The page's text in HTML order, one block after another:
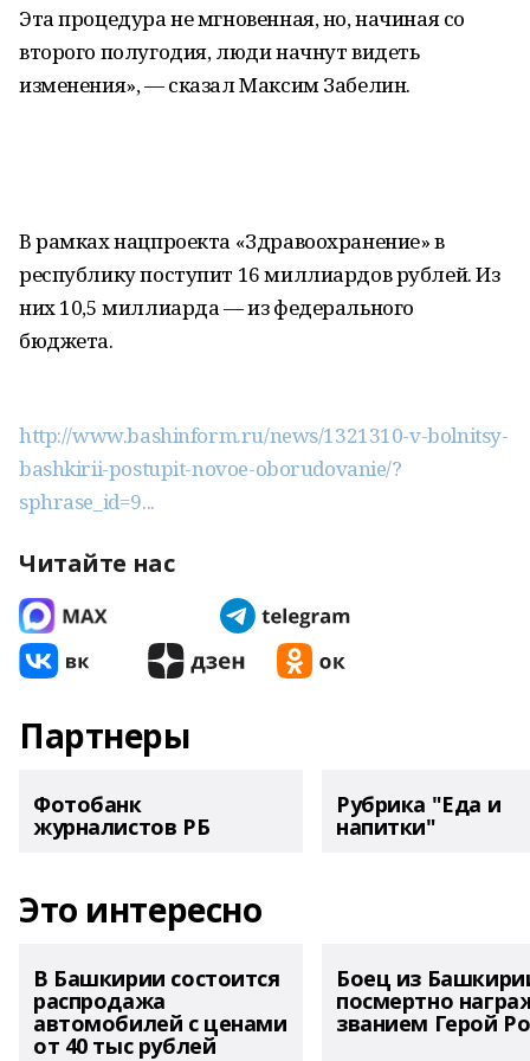
Эта процедура не мгновенная, но, начиная со
второго полугодия, люди начнут видеть
изменения», — сказал Максим Забелин.
В рамках нацпроекта «Здравоохранение» в
республику поступит 16 миллиардов рублей. Из
них 10,5 миллиарда — из федерального
бюджета.
http://www.bashinform.ru/news/1321310-v-bolnitsy-
bashkirii-postupit-novoe-oborudovanie/?
sphrase_id=9...
Читайте нас
Партнеры
Фотобанк
журналистов РБ
Рубрика "Еда и
напитки"
Это интересно
В Башкирии состоится
распродажа
автомобилей с ценами
от 40 тыс рублей
Боец из
посмертно
званием Герой